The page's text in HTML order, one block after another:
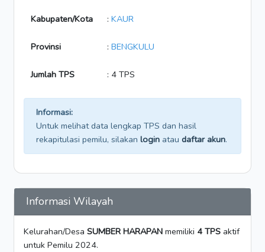
Kabupaten/Kota : KAUR
Provinsi : BENGKULU
Jumlah TPS : 4 TPS
Informasi:
Untuk melihat data lengkap TPS dan hasil
rekapitulasi pemilu, silakan login atau daftar akun.
Informasi Wilayah
Kelurahan/Desa SUMBER HARAPAN memiliki 4 TPS aktif
untuk Pemilu 2024.